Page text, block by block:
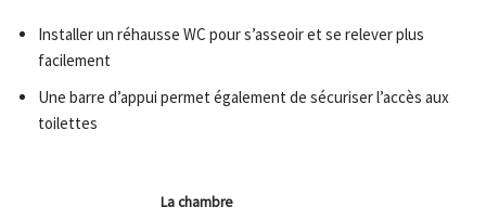
Installer un réhausse WC pour s’asseoir et se relever plus
facilement
Une barre d’appui permet également de sécuriser l’accès aux
toilettes
La chambre